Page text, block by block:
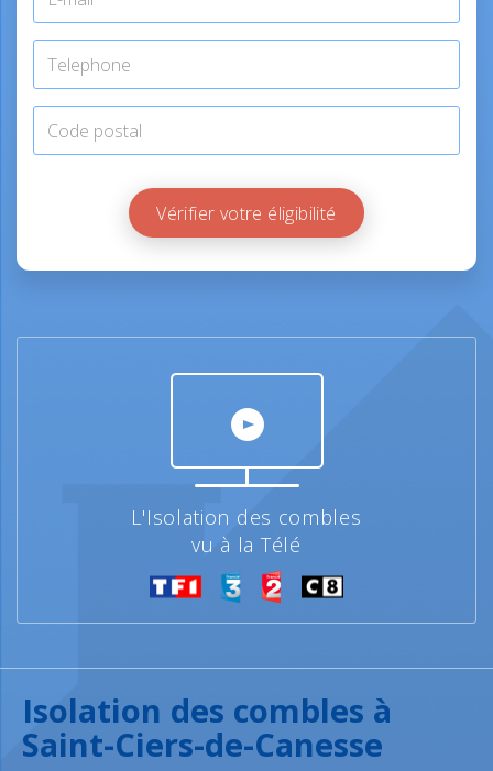
Vérifier votre éligibilité
L'Isolation des combles
vu à la Télé
Isolation des combles à
Saint-Ciers-de-Canesse